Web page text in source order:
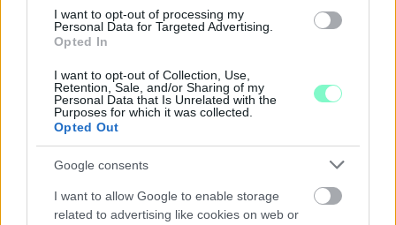
I want to opt-out of processing my
Personal Data for Targeted Advertising.
Opted In
I want to opt-out of Collection, Use,
Retention, Sale, and/or Sharing of my
Personal Data that Is Unrelated with the
Purposes for which it was collected.
Opted Out
Google consents
I want to allow Google to enable storage
related to advertising like cookies on web or
természetbe.